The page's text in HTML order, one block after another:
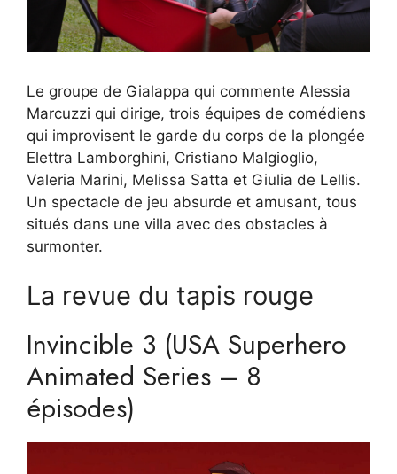
Le groupe de Gialappa qui commente Alessia
Marcuzzi qui dirige, trois équipes de comédiens
qui improvisent le garde du corps de la plongée
Elettra Lamborghini, Cristiano Malgioglio,
Valeria Marini, Melissa Satta et Giulia de Lellis.
Un spectacle de jeu absurde et amusant, tous
situés dans une villa avec des obstacles à
surmonter.
La revue du tapis rouge
Invincible 3 (USA Superhero
Animated Series – 8
épisodes)